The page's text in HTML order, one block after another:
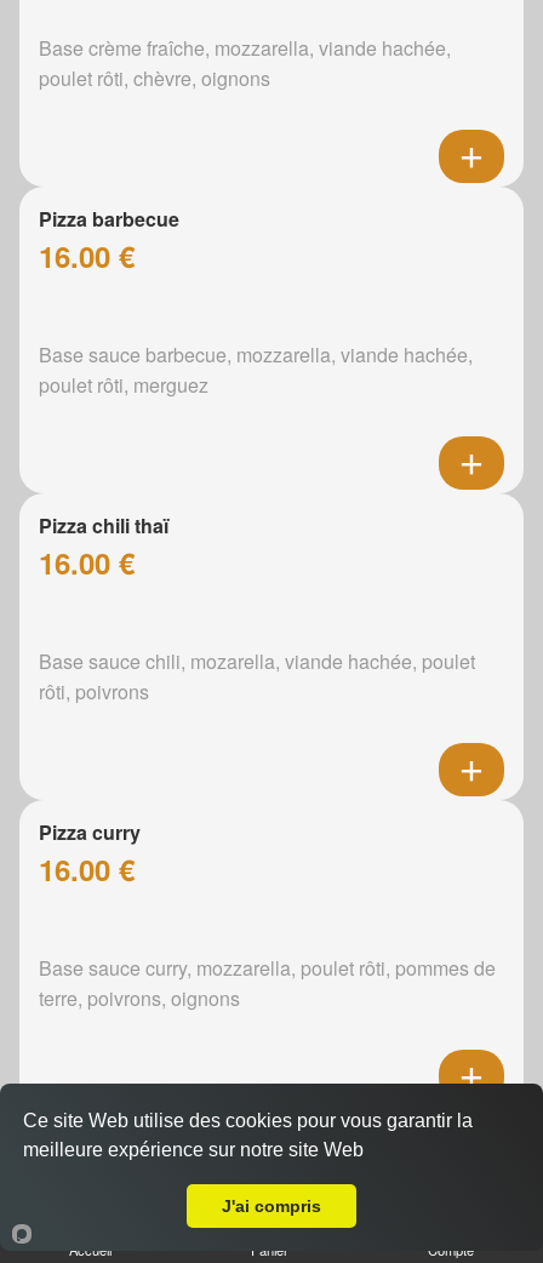
Base crème fraîche, mozzarella, viande hachée,
poulet rôti, chèvre, oignons
Pizza barbecue
16.00 €
Base sauce barbecue, mozzarella, viande hachée,
poulet rôti, merguez
Pizza chili thaï
16.00 €
Base sauce chili, mozarella, viande hachée, poulet
rôti, poivrons
Pizza curry
16.00 €
Base sauce curry, mozzarella, poulet rôti, pommes de
terre, poivrons, oignons
Pizza boursin
Accueil Panier Compte
Ce site Web utilise des cookies pour vous garantir la
meilleure expérience sur notre site Web
J'ai compris